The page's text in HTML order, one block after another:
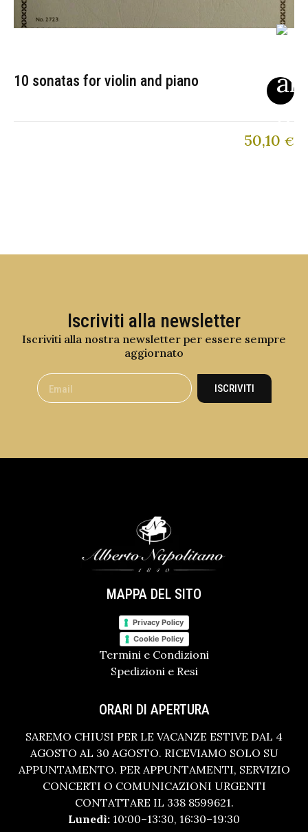
10 sonatas for violin and piano
50,10 €
Iscriviti alla newsletter
Iscriviti alla nostra newsletter per essere sempre
aggiornato
ISCRIVITI
MAPPA DEL SITO
Privacy Policy
Cookie Policy
Termini e Condizioni
Spedizioni e Resi
ORARI DI APERTURA
SAREMO CHIUSI PER LE VACANZE ESTIVE DAL 4
AGOSTO AL 30 AGOSTO. RICEVIAMO SOLO SU
APPUNTAMENTO. PER APPUNTAMENTI, SERVIZIO
CONCERTI O COMUNICAZIONI URGENTI
CONTATTARE IL 338 8599621.
Lunedì: 10:00–13:30, 16:30–19:30